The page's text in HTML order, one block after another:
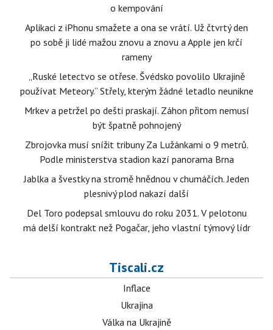
o kempování
Aplikaci z iPhonu smažete a ona se vrátí. Už čtvrtý den
po sobě ji lidé mažou znovu a znovu a Apple jen krčí
rameny
„Ruské letectvo se otřese. Švédsko povolilo Ukrajině
používat Meteory.“ Střely, kterým žádné letadlo neunikne
Mrkev a petržel po dešti praskají. Záhon přitom nemusí
být špatně pohnojený
Zbrojovka musí snížit tribuny Za Lužánkami o 9 metrů.
Podle ministerstva stadion kazí panorama Brna
Jablka a švestky na stromě hnědnou v chumáčích. Jeden
plesnivý plod nakazí další
Del Toro podepsal smlouvu do roku 2031. V pelotonu
má delší kontrakt než Pogačar, jeho vlastní týmový lídr
Tiscali.cz
Inflace
Ukrajina
Válka na Ukrajině